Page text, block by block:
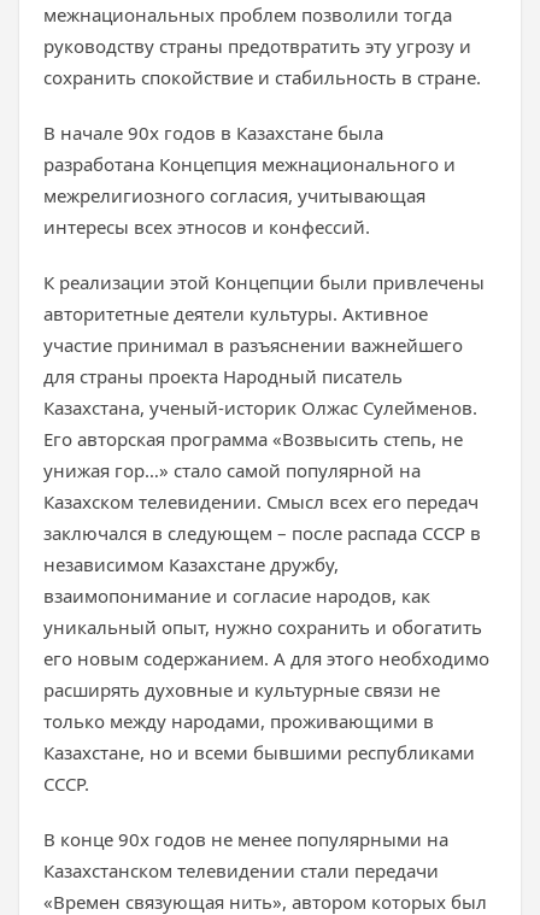
межнациональных проблем позволили тогда
руководству страны предотвратить эту угрозу и
сохранить спокойствие и стабильность в стране.
В начале 90х годов в Казахстане была
разработана Концепция межнационального и
межрелигиозного согласия, учитывающая
интересы всех этносов и конфессий.
К реализации этой Концепции были привлечены
авторитетные деятели культуры. Активное
участие принимал в разъяснении важнейшего
для страны проекта Народный писатель
Казахстана, ученый-историк Олжас Сулейменов.
Его авторская программа «Возвысить степь, не
унижая гор…» стало самой популярной на
Казахском телевидении. Смысл всех его передач
заключался в следующем – после распада СССР в
независимом Казахстане дружбу,
взаимопонимание и согласие народов, как
уникальный опыт, нужно сохранить и обогатить
его новым содержанием. А для этого необходимо
расширять духовные и культурные связи не
только между народами, проживающими в
Казахстане, но и всеми бывшими республиками
СССР.
В конце 90х годов не менее популярными на
Казахстанском телевидении стали передачи
«Времен связующая нить», автором которых был